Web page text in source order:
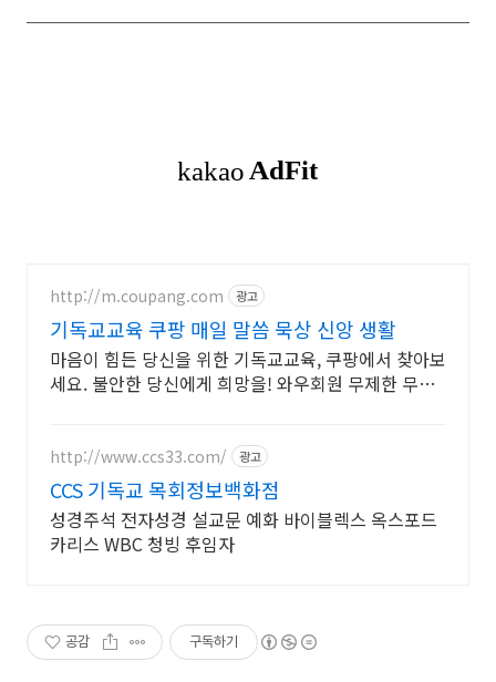
http://m.coupang.com 광고
기독교교육 쿠팡 매일 말씀 묵상 신앙 생활
마음이 힘든 당신을 위한 기독교교육, 쿠팡에서 찾아보
세요. 불안한 당신에게 희망을! 와우회원 무제한 무료
http://www.ccs33.com/ 광고
CCS 기독교 목회정보백화점
성경주석 전자성경 설교문 예화 바이블렉스 옥스포드
카리스 WBC 청빙 후임자
공감 구독하기